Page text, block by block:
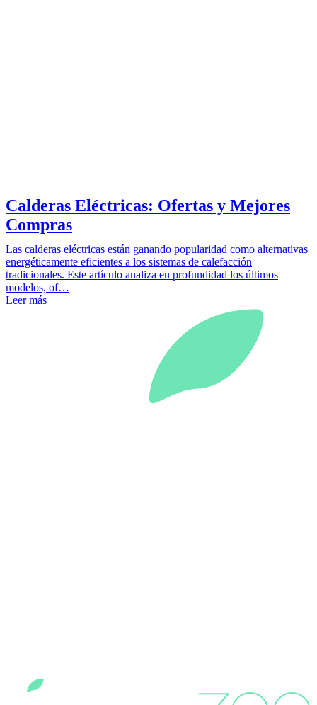
Calderas Eléctricas: Ofertas y Mejores
Compras
Las calderas eléctricas están ganando popularidad como alternativas
energéticamente eficientes a los sistemas de calefacción
tradicionales. Este artículo analiza en profundidad los últimos
modelos, of…
Leer más